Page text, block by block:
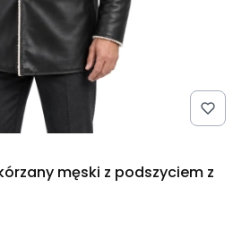
męski z podszyciem z